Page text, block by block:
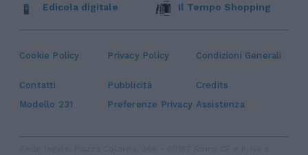
Cookie Policy Privacy Policy Condizioni Generali
Contatti Pubblicità
Credits
Modello 231
Preferenze Privacy Assistenza
Edicola digitale Il Tempo Shopping